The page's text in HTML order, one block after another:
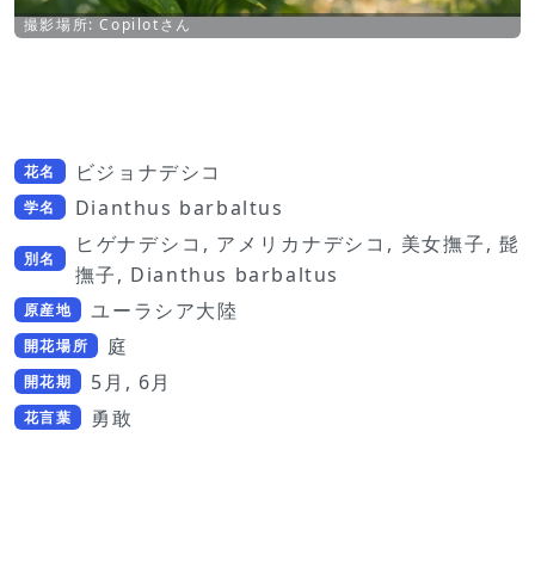
撮影場所: Copilotさん
花名 ビジョナデシコ
学名 Dianthus barbaltus
別名
ヒゲナデシコ, アメリカナデシコ, 美女撫子, 髭
撫子, Dianthus barbaltus
原産地 ユーラシア大陸
開花場所 庭
開花期 5月, 6月
花言葉 勇敢